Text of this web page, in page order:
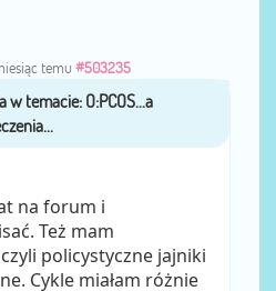
temu #503235
magdah31
na forum i
Też mam
policystyczne jajniki
Cykle miałam różnie